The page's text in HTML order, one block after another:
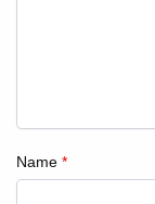
Name *